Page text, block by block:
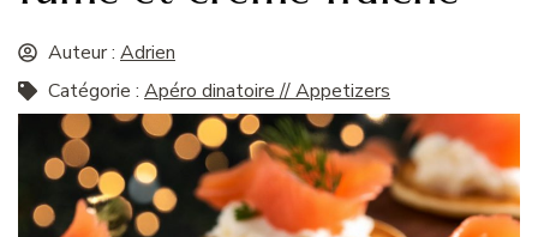
Auteur : Adrien
Catégorie : Apéro dinatoire // Appetizers